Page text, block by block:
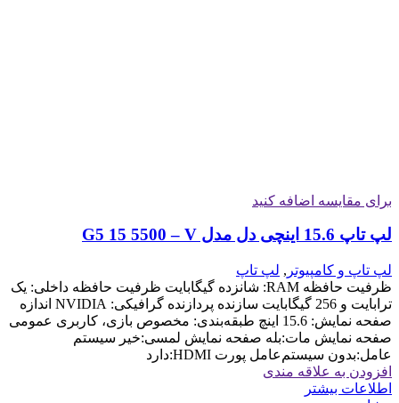
برای مقایسه اضافه کنید
لپ تاپ 15.6 اینچی دل مدل G5 15 5500 – V
لپ تاپ و کامپیوتر , لپ تاپ
ظرفیت حافظه RAM: شانزده گیگابایت ظرفیت حافظه داخلی: یک
ترابایت و 256 گیگابایت سازنده پردازنده گرافیکی: NVIDIA اندازه
صفحه نمایش: 15.6 اینچ طبقه‌بندی: مخصوص بازی، کاربری عمومی
صفحه نمایش مات:بله صفحه نمایش لمسی:خیر سیستم
عامل:بدون سیستم‌عامل پورت HDMI:دارد
افزودن به علاقه مندی
اطلاعات بیشتر